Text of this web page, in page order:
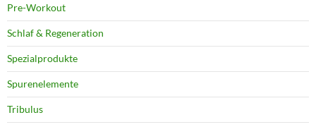
Pre-Workout
Schlaf & Regeneration
Spezialprodukte
Spurenelemente
Tribulus